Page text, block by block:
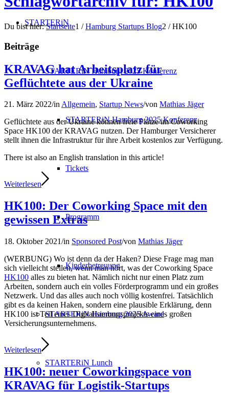
STARTERiN
STARTERiN Hamburg 2025 Konferenz
STARTERiN Hamburg 2025 Konferenz
Tickets
Programm
Kinderbetreuung
STARTERiN Hamburg 2025 Award
STARTERiN Lunch
Du bist hier: Startseite1 / Hamburg Startups Blog2 / HK100
Beiträge
KRAVAG hat Arbeitsplatz für
Geflüchtete aus der Ukraine
21. März 2022/inAllgemein, Startup News/von Mathias Jäger
Geflüchtete aus der Ukraine können freie Plätze im Coworking
Space HK100 der KRAVAG nutzen. Der Hamburger Versicherer
stellt ihnen die Infrastruktur für ihre Arbeit kostenlos zur Verfügung.
There ist also an English translation in this article!
Weiterlesen
HK100: Der Coworking Space mit den
gewissen Extras
18. Oktober 2021/in Sponsored Post/von Mathias Jäger
(WERBUNG) Wo ist denn da der Haken? Diese Frage mag man
sich vielleicht stellen, wenn man hört, was der Coworking Space
HK100 alles zu bieten hat. Nämlich nicht nur einen Platz zum
Arbeiten, sondern auch ein volles Förderprogramm und ein großes
Netzwerk. Und das alles auch noch völlig kostenfrei. Tatsächlich
gibt es da keinen Haken, sondern eine plausible Erklärung, denn
HK100 ist Teil eines Digitalisierungsprojekts eines großen
Versicherungsunternehmens.
Weiterlesen
HK100: neuer Coworkingspace von
KRAVAG für Logistik-Startups